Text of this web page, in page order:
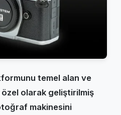
temel alan ve
olarak geliştirilmiş
makinesini